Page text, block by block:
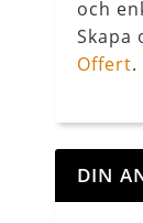
och
Skapa
Offert.
DIN